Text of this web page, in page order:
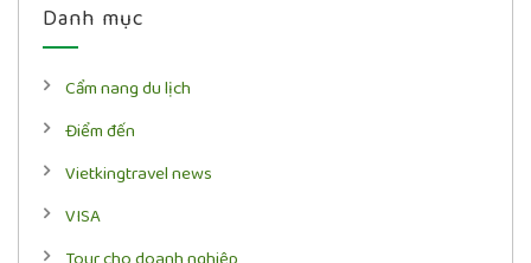
Danh mục
Cẩm nang du lịch
Điểm đến
Vietkingtravel news
VISA